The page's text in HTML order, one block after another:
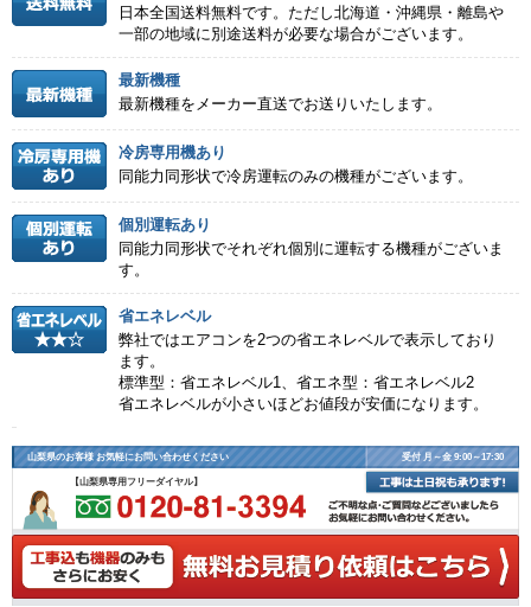
日本全国送料無料です。ただし北海道・沖縄県・離島や
一部の地域に別途送料が必要な場合がございます。
最新機種
最新機種をメーカー直送でお送りいたします。
冷房専用機あり
同能力同形状で冷房運転のみの機種がございます。
個別運転あり
同能力同形状でそれぞれ個別に運転する機種がございま
す。
省エネレベル
弊社ではエアコンを2つの省エネレベルで表示しており
ます。
標準型：省エネレベル1、省エネ型：省エネレベル2
省エネレベルが小さいほどお値段が安価になります。
山梨県のお客様 お気軽にお問い合わせください 受付 月～金 9:00～17:30
【山梨県専用フリーダイヤル】